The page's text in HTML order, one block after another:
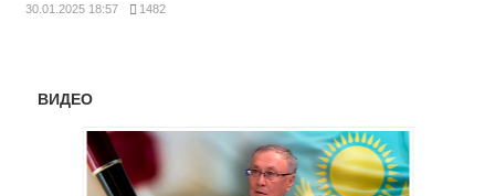
30.01.2025 18:57 1482
ВИДЕО